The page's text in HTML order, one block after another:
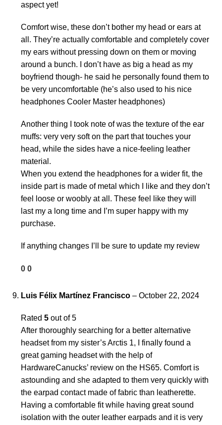
aspect yet!
Comfort wise, these don’t bother my head or ears at
all. They’re actually comfortable and completely cover
my ears without pressing down on them or moving
around a bunch. I don’t have as big a head as my
boyfriend though- he said he personally found them to
be very uncomfortable (he’s also used to his nice
headphones Cooler Master headphones)
Another thing I took note of was the texture of the ear
muffs: very very soft on the part that touches your
head, while the sides have a nice-feeling leather
material.
When you extend the headphones for a wider fit, the
inside part is made of metal which I like and they don’t
feel loose or woobly at all. These feel like they will
last my a long time and I’m super happy with my
purchase.
If anything changes I’ll be sure to update my review
0 0
Luis Félix Martínez Francisco – October 22, 2024
Rated 5 out of 5
After thoroughly searching for a better alternative
headset from my sister’s Arctis 1, I finally found a
great gaming headset with the help of
HardwareCanucks’ review on the HS65. Comfort is
astounding and she adapted to them very quickly with
the earpad contact made of fabric than leatherette.
Having a comfortable fit while having great sound
isolation with the outer leather earpads and it is very